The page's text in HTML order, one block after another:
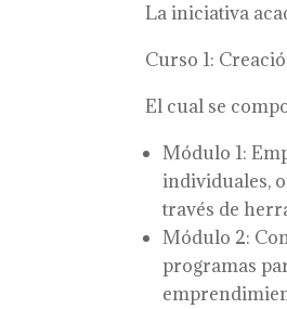
La iniciativa
Curso 1:
El cual se
Módulo 1:
individuales,
través de
Módulo 2:
programas